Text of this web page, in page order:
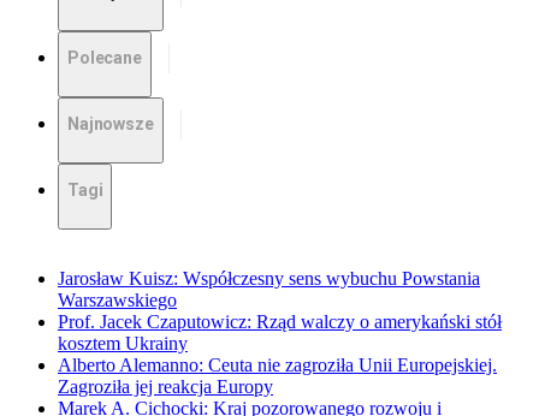
Polecane
Najnowsze
Tagi
Jarosław Kuisz: Współczesny sens wybuchu Powstania
Warszawskiego
Prof. Jacek Czaputowicz: Rząd walczy o amerykański stół
kosztem Ukrainy
Alberto Alemanno: Ceuta nie zagroziła Unii Europejskiej.
Zagroziła jej reakcja Europy
Marek A. Cichocki: Kraj pozorowanego rozwoju i